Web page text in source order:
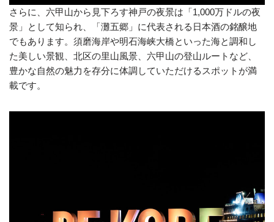
さらに、六甲山から見下ろす神戸の夜景は「1,000万ドルの夜
景」として知られ、「灘五郷」に代表される日本酒の銘醸地
でもあります。須磨海岸や明石海峡大橋といった海と調和し
た美しい景観、北区の里山風景、六甲山の登山ルートなど、
豊かな自然の魅力を存分に体調していただけるスポットが満
載です。